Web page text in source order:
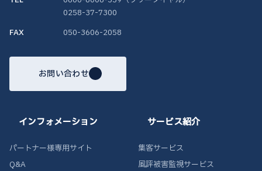
0258-37-7300
FAX
050-3606-2058
お問い合わせ
インフォメーション
パートナー様専用サイト
Q&A
サービス紹介
集客サービス
風評被害監視サービス